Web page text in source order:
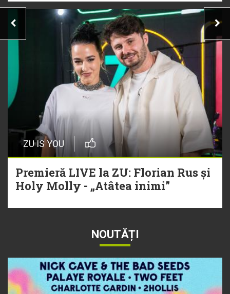
ZU IS YOU
Premieră LIVE la ZU: Florian Rus și
Holy Molly - „Atâtea inimi”
NOUTĂȚI